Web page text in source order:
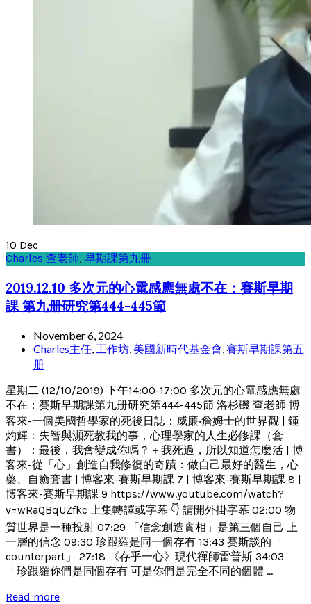
10 Dec
Charles 查老師, 早期課第九冊
2019.12.10 多次元的心電感應無處不在：賽斯早期
課 第九册研究第444-445節
November 6, 2024
Charles主任 工作坊 美國新時代基金會 賽斯早期課第五
册
星期二 (12/10/2019) 下午14:00-17:00 多次元的心電感應無處
不在：賽斯早期課第九册研究第444-445節 洛杉磯 查老師 博
客來-一個美國哲學家的死後日誌：威廉‧詹姆士的世界觀 | 鍾
灼輝：失智與瀕死教我的事，心理學家的人生必修課（套
書）：最後，我會變成你嗎？＋我死過，所以知道怎麼活 | 博
客來-從「心」創造自我修復的奇蹟：做自己最好的醫生，心
藥、自癒套書 | 博客來-賽斯早期課 7 | 博客來-賽斯早期課 8 |
博客來-賽斯早期課 9 https://www.youtube.com/watch?
v=wRaQBqUZfkc 上集轉譯或字幕 👇 請開外掛字幕 02:00 物
質世界是一種投射 07:29 「信念創造實相」是第三個自己 上
一層的信念 09:30 珍跟羅是同一個存有 13:43 賽斯談的「
counterpart」 27:18 《存乎一心》現代禪師雷普斯 34:03
「珍跟羅你們是同個存有 可是你們是完全不同的個體 ...
Read more